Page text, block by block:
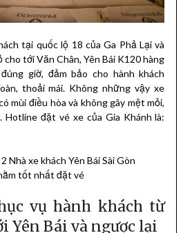
tại quốc lộ 18 của Ga Phả Lại và
tới Văn Chân, Yên Bái K120 hàng
giờ, đảm bảo cho hành khách
thoải mái. Không những vậy xe
mùi điều hòa và không gây mệt mỏi,
Hotline đặt vé xe của Gia Khánh là:
Nhà xe khách Yên Bái Sài Gòn
tốt nhất đặt vé
vụ hành khách từ
Yên Bái và ngược lại